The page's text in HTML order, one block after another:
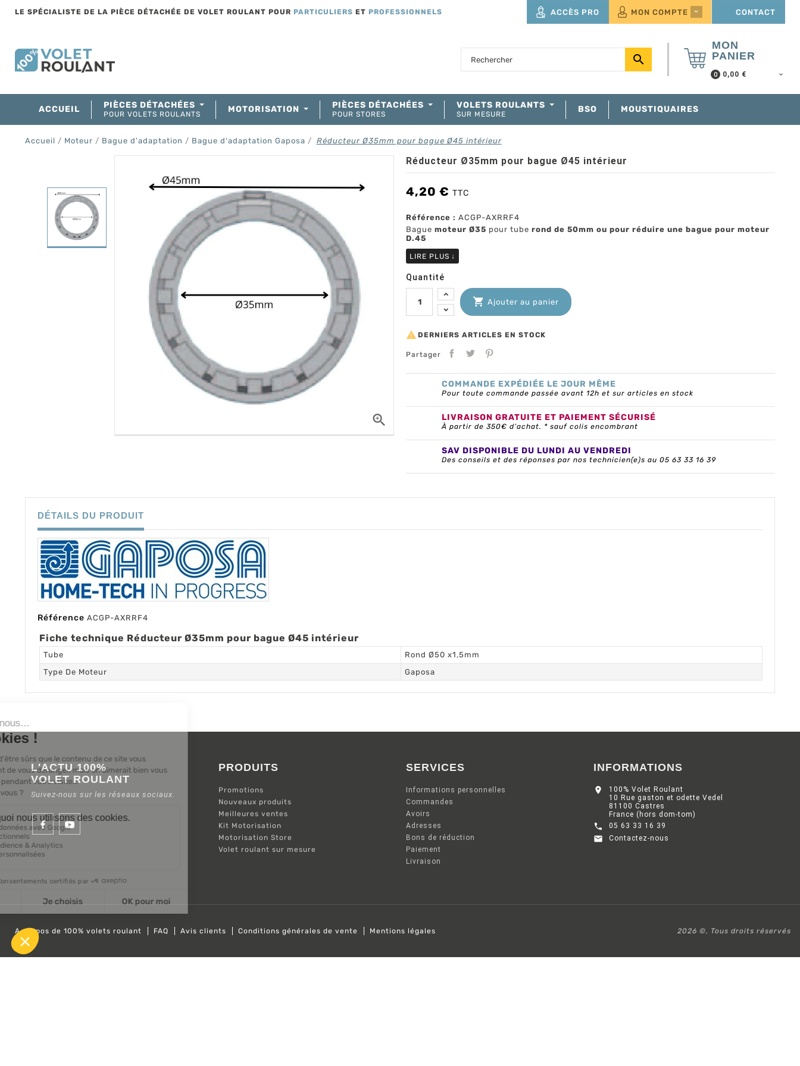
LE SPÉCIALISTE DE LA PIÈCE DÉTACHÉE DE VOLET ROULANT POUR PARTICULIERS ET PROFESSIONNELS ACCÈS PRO MON COMPTE  CONTACT

MON
PANIER
0 0,00 €
ACCUEIL PIÈCES DÉTACHÉES
POUR VOLETS ROULANTS MOTORISATION PIÈCES DÉTACHÉES
POUR STORES
VOLETS ROULANTS
SUR MESURE BSO MOUSTIQUAIRES
Accueil Moteur Bague d'adaptation Bague d'adaptation Gaposa Réducteur Ø35mm pour bague Ø45 intérieur

Réducteur Ø35mm pour bague Ø45 intérieur
4,20 € TTC
Référence : ACGP-AXRRF4
Bague moteur Ø35 pour tube rond de 50mm ou pour réduire une bague pour moteur
D.45
LIRE PLUS ↓
Quantité
 Ajouter au panier
 DERNIERS ARTICLES EN STOCK
Partager
COMMANDE EXPÉDIÉE LE JOUR MÊME
Pour toute commande passée avant 12h et sur articles en stock
LIVRAISON GRATUITE ET PAIEMENT SÉCURISÉ
À partir de 350€ d’achat. * sauf colis encombrant
SAV DISPONIBLE DU LUNDI AU VENDREDI
Des conseils et des réponses par nos technicien(e)s au 05 63 33 16 39
DÉTAILS DU PRODUIT
Référence ACGP-AXRRF4
Fiche technique Réducteur Ø35mm pour bague Ø45 intérieur
Tube
Rond Ø50 x1,5mm
Type De Moteur
Gaposa
L'ACTU 100%
VOLET ROULANT
Suivez-nous sur les réseaux sociaux.
PRODUITS
Promotions
Nouveaux produits
Meilleures ventes
Kit Motorisation
Motorisation Store
Volet roulant sur mesure
SERVICES
Informations personnelles
Commandes
Avoirs
Adresses
Bons de réduction
Paiement
Livraison
INFORMATIONS

100% Volet Roulant
10 Rue gaston et odette Vedel
81100 Castres
France (hors dom-tom)
 05 63 33 16 39
 Contactez-nous
A propos de 100% volets roulant FAQ Avis clients Conditions générales de vente Mentions légales 2026 ©, Tous droits réservés